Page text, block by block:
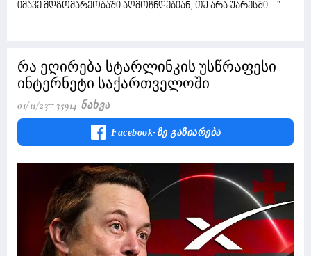
იმავე მდგომარეობაში აღმოჩნდებიან, თუ არა უარესში…"
რა ეღირება სტარლინკის უსწრაფესი
ინტერნეტი საქართველოში
01/11/23 35914 Ნახვა
Facebook-Ზე Გაზიარება